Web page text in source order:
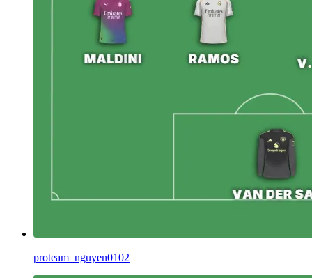
proteam_nguyen0102